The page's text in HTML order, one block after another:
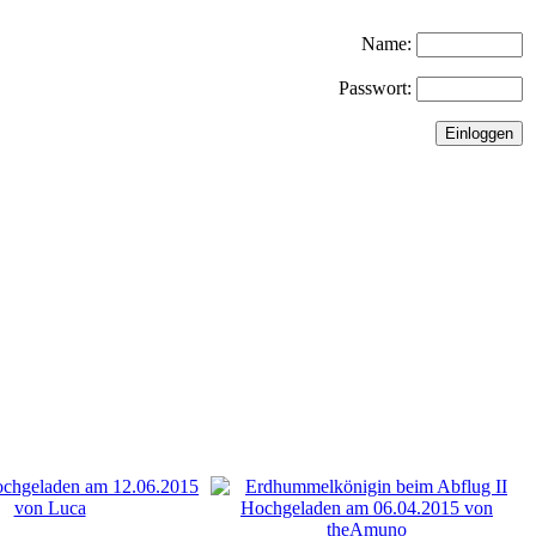
Name:
Passwort: